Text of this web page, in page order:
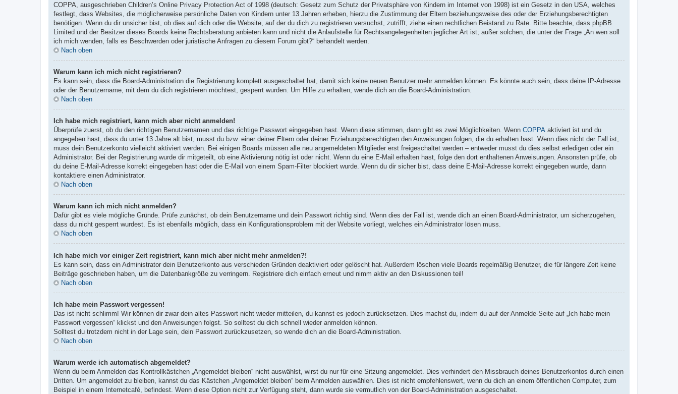
COPPA, ausgeschrieben Children’s Online Privacy Protection Act of 1998 (deutsch: Gesetz zum Schutz der Privatsphäre von Kindern im Internet von 1998) ist ein Gesetz in den USA, welches
festlegt, dass Websites, die möglicherweise persönliche Daten von Kindern unter 13 Jahren erheben, hierzu die Zustimmung der Eltern beziehungsweise des oder der Erziehungsberechtigten
benötigen. Wenn du dir unsicher bist, ob dies auf dich oder die Website, auf der du dich zu registrieren versuchst, zutrifft, ziehe einen rechtlichen Beistand zu Rate. Bitte beachte, dass phpBB
Limited und der Besitzer dieses Boards keine Rechtsberatung anbieten kann und nicht die Anlaufstelle für Rechtsangelegenheiten jeglicher Art ist; außer solchen, die unter der Frage „An wen soll
ich mich wenden, falls es Beschwerden oder juristische Anfragen zu diesem Forum gibt?“ behandelt werden.
Nach oben
Warum kann ich mich nicht registrieren?
Es kann sein, dass die Board-Administration die Registrierung komplett ausgeschaltet hat, damit sich keine neuen Benutzer mehr anmelden können. Es könnte auch sein, dass deine IP-Adresse
oder der Benutzername, mit dem du dich registrieren möchtest, gesperrt wurden. Um Hilfe zu erhalten, wende dich an die Board-Administration.
Nach oben
Ich habe mich registriert, kann mich aber nicht anmelden!
Überprüfe zuerst, ob du den richtigen Benutzernamen und das richtige Passwort eingegeben hast. Wenn diese stimmen, dann gibt es zwei Möglichkeiten. Wenn COPPA aktiviert ist und du
angegeben hast, dass du unter 13 Jahre alt bist, musst du bzw. einer deiner Eltern oder deiner Erziehungsberechtigten den Anweisungen folgen, die du erhalten hast. Wenn dies nicht der Fall ist,
muss dein Benutzerkonto vielleicht aktiviert werden. Bei einigen Boards müssen alle neu angemeldeten Mitglieder erst freigeschaltet werden – entweder musst du dies selbst erledigen oder ein
Administrator. Bei der Registrierung wurde dir mitgeteilt, ob eine Aktivierung nötig ist oder nicht. Wenn du eine E-Mail erhalten hast, folge den dort enthaltenen Anweisungen. Ansonsten prüfe, ob
du deine E-Mail-Adresse korrekt eingegeben hast oder die E-Mail von einem Spam-Filter blockiert wurde. Wenn du dir sicher bist, dass deine E-Mail-Adresse korrekt eingegeben wurde, dann
kontaktiere einen Administrator.
Nach oben
Warum kann ich mich nicht anmelden?
Dafür gibt es viele mögliche Gründe. Prüfe zunächst, ob dein Benutzername und dein Passwort richtig sind. Wenn dies der Fall ist, wende dich an einen Board-Administrator, um sicherzugehen,
dass du nicht gesperrt wurdest. Es ist ebenfalls möglich, dass ein Konfigurationsproblem mit der Website vorliegt, welches ein Administrator lösen muss.
Nach oben
Ich habe mich vor einiger Zeit registriert, kann mich aber nicht mehr anmelden?!
Es kann sein, dass ein Administrator dein Benutzerkonto aus verschieden Gründen deaktiviert oder gelöscht hat. Außerdem löschen viele Boards regelmäßig Benutzer, die für längere Zeit keine
Beiträge geschrieben haben, um die Datenbankgröße zu verringern. Registriere dich einfach erneut und nimm aktiv an den Diskussionen teil!
Nach oben
Ich habe mein Passwort vergessen!
Das ist nicht schlimm! Wir können dir zwar dein altes Passwort nicht wieder mitteilen, du kannst es jedoch zurücksetzen. Dies machst du, indem du auf der Anmelde-Seite auf „Ich habe mein
Passwort vergessen“ klickst und den Anweisungen folgst. So solltest du dich schnell wieder anmelden können.
Solltest du trotzdem nicht in der Lage sein, dein Passwort zurückzusetzen, so wende dich an die Board-Administration.
Nach oben
Warum werde ich automatisch abgemeldet?
Wenn du beim Anmelden das Kontrollkästchen „Angemeldet bleiben“ nicht auswählst, wirst du nur für eine Sitzung angemeldet. Dies verhindert den Missbrauch deines Benutzerkontos durch einen
Dritten. Um angemeldet zu bleiben, kannst du das Kästchen „Angemeldet bleiben“ beim Anmelden auswählen. Dies ist nicht empfehlenswert, wenn du dich an einem öffentlichen Computer, zum
Beispiel in einem Internetcafé, befindest. Wenn diese Option nicht zur Verfügung steht, dann wurde sie vermutlich von der Board-Administration ausgeschaltet.